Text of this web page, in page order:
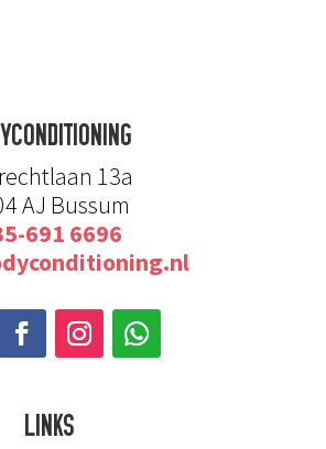
13a
AJ Bussum
691 6696
LINKS